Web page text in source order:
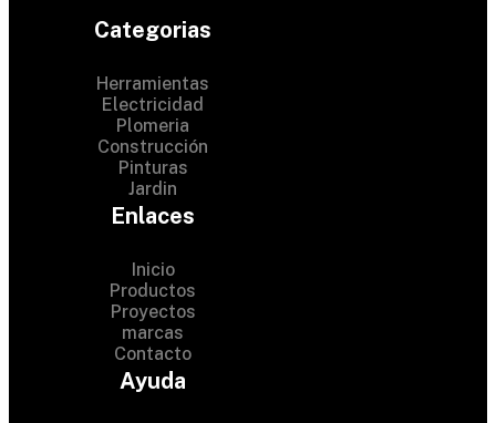
Categorias
Herramientas
Electricidad
Plomeria
Construcción
Pinturas
Jardin
Enlaces
Inicio
Productos
Proyectos
marcas
Contacto
Ayuda